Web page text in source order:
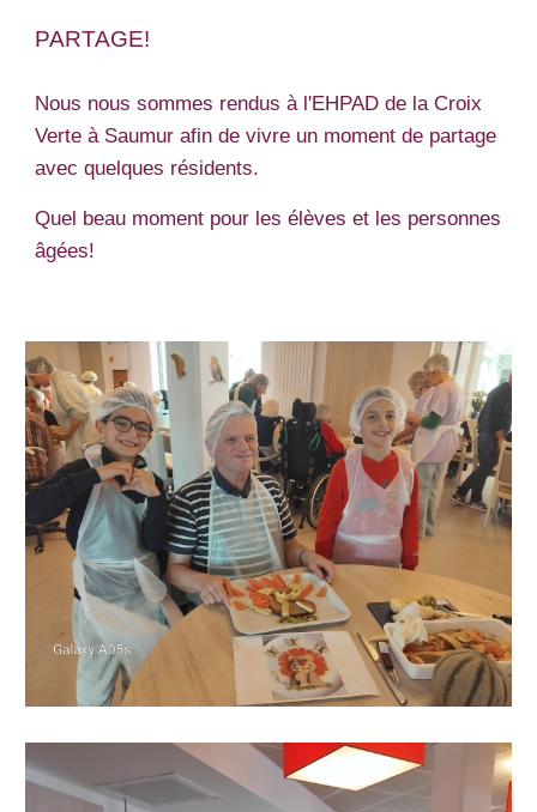
PARTAGE!
Nous nous sommes rendus à l'EHPAD de la Croix
Verte à Saumur afin de vivre un moment de partage
avec quelques résidents.
Quel beau moment pour les élèves et les personnes
âgées!